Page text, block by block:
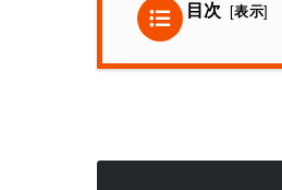
目次 [表示]